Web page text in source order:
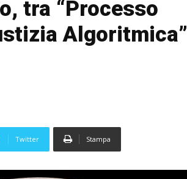
tra “Processo
Algoritmica”
Twitter Stampa